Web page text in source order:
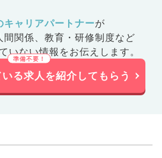
キャリアパートナーが
関係、 教育・研修制度など
いない情報をお伝えします。
る求人を紹介してもらう